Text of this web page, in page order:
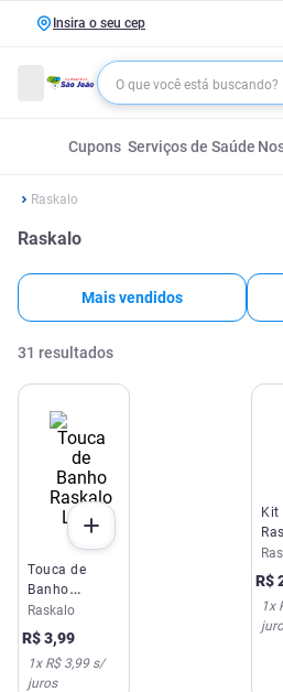
Insira o seu cep
Cupons Serviços de Saúde
Raskalo
Raskalo
Mais vendidos
31 resultados
Touca de
Banho
Raskalo Luxo
Raskalo
R$3,99
1x R$ 3,99s/
juros
Kit
R$
1x